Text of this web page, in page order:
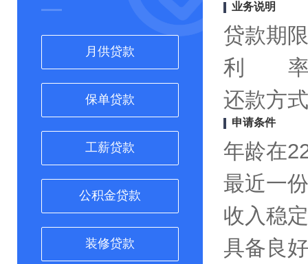
月供贷款
保单贷款
工薪贷款
公积金贷款
装修贷款
业务说明
贷款期
利 率：
还款方
申请条件
年龄在
最近一
收入稳
具备良